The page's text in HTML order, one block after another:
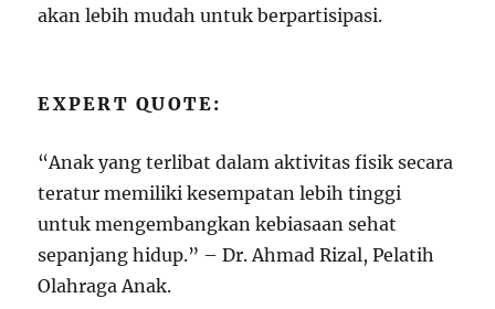
akan lebih mudah untuk berpartisipasi.
EXPERT QUOTE:
“Anak yang terlibat dalam aktivitas fisik secara
teratur memiliki kesempatan lebih tinggi
untuk mengembangkan kebiasaan sehat
sepanjang hidup.” – Dr. Ahmad Rizal, Pelatih
Olahraga Anak.